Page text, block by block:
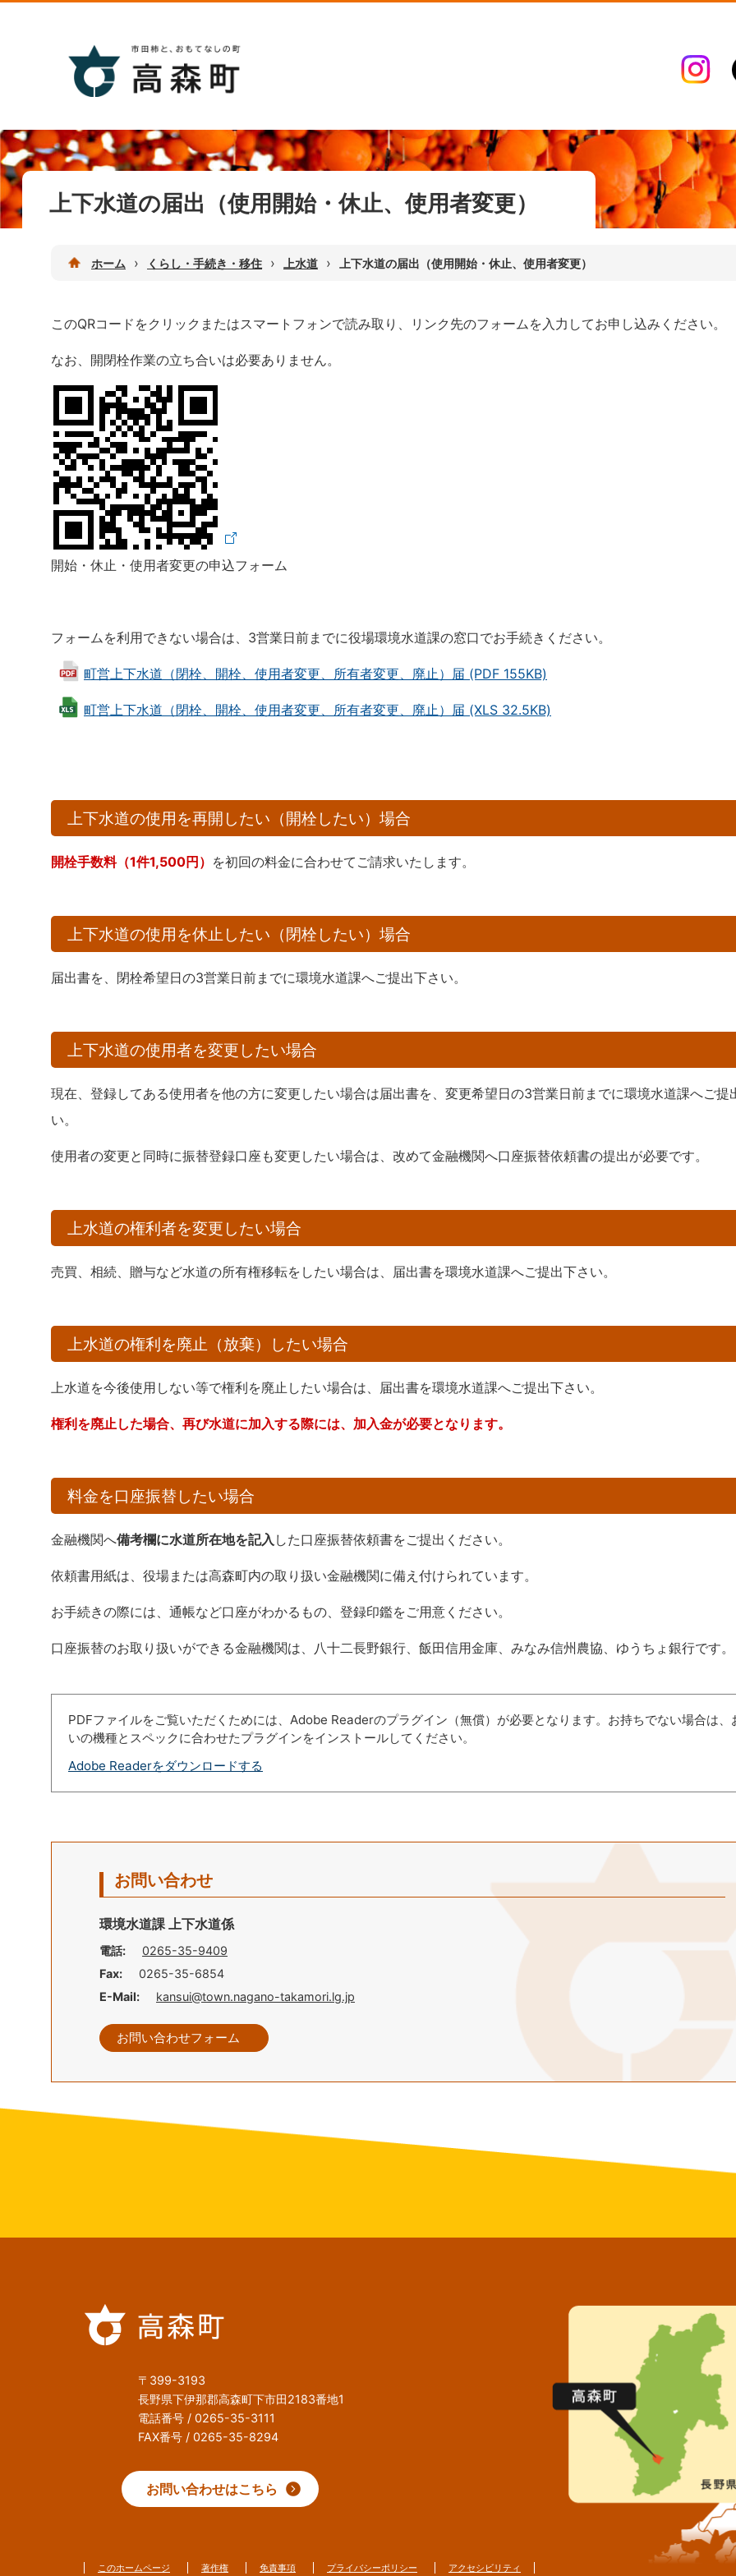
上下水道の届出（使用開始・休止、使用者変更）
ホーム › くらし・手続き・移住 › 上水道 › 上下水道の届出（使用開始・休止、使用者変更）
このQRコードをクリックまたはスマートフォンで読み取り、リンク先のフォームを入力してお申し込みください。
なお、開閉栓作業の立ち合いは必要ありません。
開始・休止・使用者変更の申込フォーム
フォームを利用できない場合は、3営業日前までに役場環境水道課の窓口でお手続きください。
町営上下水道（閉栓、開栓、使用者変更、所有者変更、廃止）届 (PDF 155KB)
町営上下水道（閉栓、開栓、使用者変更、所有者変更、廃止）届 (XLS 32.5KB)
上下水道の使用を再開したい（開栓したい）場合
開栓手数料（1件1,500円） を初回の料金に合わせてご請求いたします。
上下水道の使用を休止したい（閉栓したい）場合
届出書を、閉栓希望日の3営業日前までに環境水道課へご提出下さい。
上下水道の使用者を変更したい場合
現在、登録してある使用者を他の方に変更したい場合は届出書を、変更希望日の3営業日前までに環境水道課へご提
い。
使用者の変更と同時に振替登録口座も変更したい場合は、改めて金融機関へ口座振替依頼書の提出が必要です。
上水道の権利者を変更したい場合
売買、相続、贈与など水道の所有権移転をしたい場合は、届出書を環境水道課へご提出下さい。
上水道の権利を廃止（放棄）したい場合
上水道を今後使用しない等で権利を廃止したい場合は、届出書を環境水道課へご提出下さい。
権利を廃止した場合、再び水道に加入する際には、加入金が必要となります。
料金を口座振替したい場合
金融機関へ備考欄に水道所在地を記入 した口座振替依頼書をご提出ください。
依頼書用紙は、役場または高森町内の取り扱い金融機関に備え付けられています。
お手続きの際には、通帳など口座がわかるもの、登録印鑑をご用意ください。
口座振替のお取り扱いができる金融機関は、八十二長野銀行、飯田信用金庫、みなみ信州農協、ゆうちょ銀行です。
PDFファイルをご覧いただくためには、Adobe Readerのプラグイン（無償）が必要となります。お持ちでない場合は、
いの機種とスペックに合わせたプラグインをインストールしてください。
Adobe Readerをダウンロードする
お問い合わせ
環境水道課 上下水道係
電話:
0265-35-9409
Fax:
0265-35-6854
E-Mail:
kansui@town.nagano-takamori.lg.jp
お問い合わせフォーム
〒399-3193
長野県下伊那郡高森町下市田2183番地1
電話番号 / 0265-35-3111
FAX番号 / 0265-35-8294
お問い合わせはこちら
このホームページ 著作権 免責事項 プライバシーポリシー アクセシビリティ